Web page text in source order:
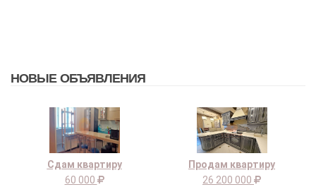
НОВЫЕ ОБЪЯВЛЕНИЯ
Сдам квартиру
60 000
Продам квартиру
26 200 000